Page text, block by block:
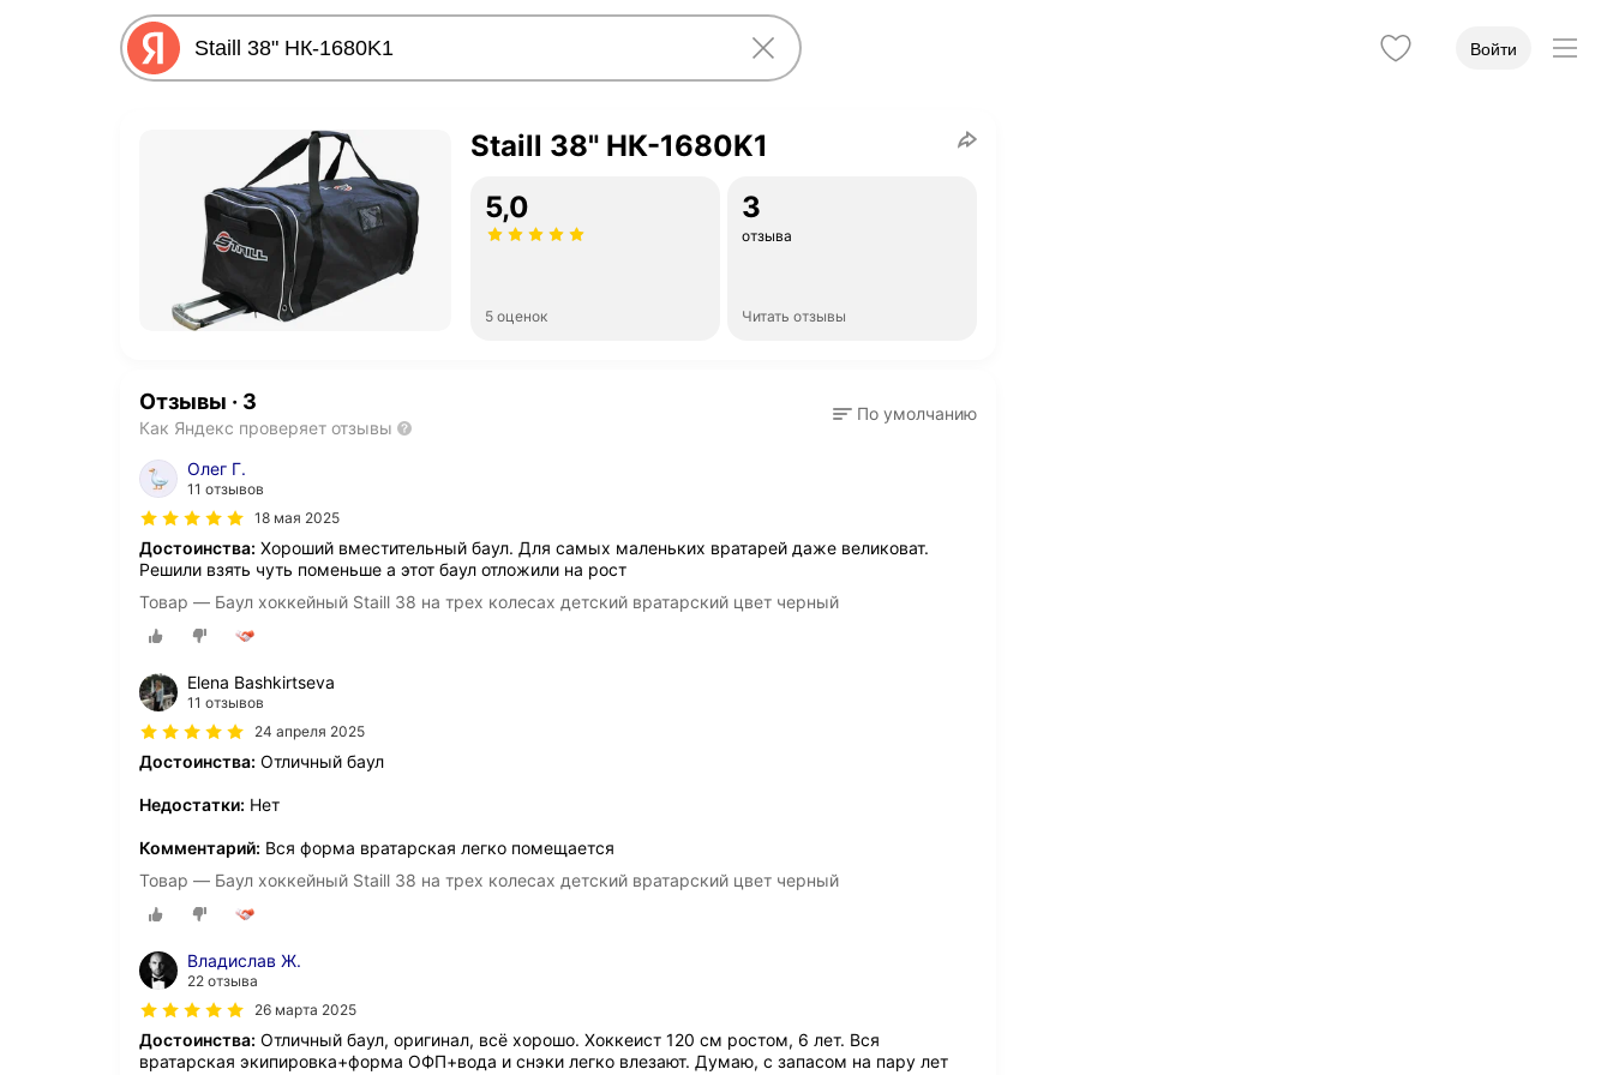
Войти
Staill 38" НК-1680K1
5,0
5 оценок
3
отзыва
Читать отзывы
Отзывы · 3
Как Яндекс проверяет отзывы
По умолчанию
Олег Г.
11 отзывов
18 мая 2025
Достоинства: Хороший вместительный баул. Для самых маленьких вратарей даже великоват.
Решили взять чуть поменьше а этот баул отложили на рост
Товар — Баул хоккейный Staill 38 на трех колесах детский вратарский цвет черный
Elena Bashkirtseva
11 отзывов
24 апреля 2025
Достоинства: Отличный баул
Недостатки: Нет
Комментарий: Вся форма вратарская легко помещается
Товар — Баул хоккейный Staill 38 на трех колесах детский вратарский цвет черный
Владислав Ж.
22 отзыва
26 марта 2025
Достоинства: Отличный баул, оригинал, всё хорошо. Хоккеист 120 см ростом, 6 лет. Вся
вратарская экипировка+форма ОФП+вода и снэки легко влезают. Думаю, с запасом на пару лет